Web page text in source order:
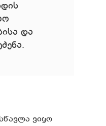
და
ვიყო